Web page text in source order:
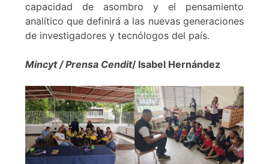
capacidad de asombro y el pensamiento
analítico que definirá a las nuevas generaciones
de investigadores y tecnólogos del país.
Mincyt / Prensa Cendit/ Isabel Hernández